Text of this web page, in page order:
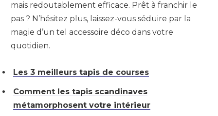
mais redoutablement efficace. Prêt à franchir le
pas ? N’hésitez plus, laissez-vous séduire par la
magie d’un tel accessoire déco dans votre
quotidien.
Les 3 meilleurs tapis de courses
Comment les tapis scandinaves
métamorphosent votre intérieur